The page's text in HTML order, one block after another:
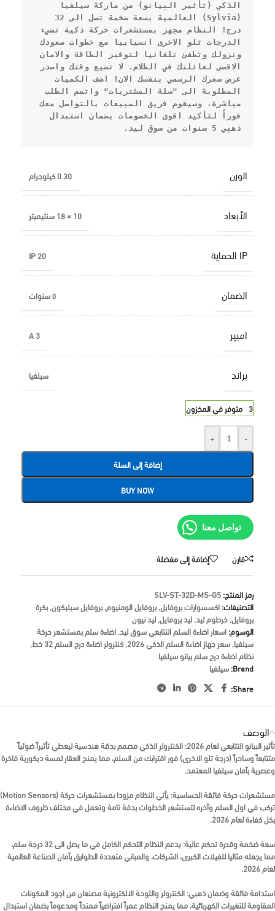
الذكي (تأثير البيانو)
من ماركة
(Sylvia)
العالمية بسعة ضخمة تصل الى
درج
الاقصى لعائلتك في الظلام.
عرض سعرك الرسمي بنفسك الان!
مباشرة، وسيقوم فريق المبيعات بالتواصل معك
ذهبي 5 سنوات من سوق ليد.
الوزن 0.30 كيلوجرام
الأبعاد 10 × 18 سنتيميتر
IP الحماية IP 20
الضمان ٥ سنوات
امبير 3 A
براند سيلفيا
3 متوفر في المخزون
-
+
إضافة إلى السلة
BUY NOW
تواصل معنا
قارن إضافة إلى مفضلة
رمز المنتج:SLV-ST-32D-MS-G5
التصنيفات:اكسسوارات بروفايل,بروفايل الومنيوم,بروفايل سيليكون,بكرة
بروفايل,خرطوم ليد,ليد بروفايل,ليد نيون
الوسوم:اسعار اضاءة السلم التتابعي سوق ليد,اضاءة سلم بمستشعر حركة
سيلفيا,سعر جهاز اضاءة السلم الذكي 2026 ,كنترولر اضاءة درج السلم 32 خط
,
نظام اضاءة درج سلم بيانو سيلفيا
Brand: سيلفيا
Share:
الوصف
تأثير البيانو التتابعي لعام 2026:
الكنترولر الذكي مصمم بدقة هندسية ليعطي تأثيراً ضوئياً
متتابعاً وساحراً (درجة تلو الاخرى) فور اقترابك من السلم، مما يمنح العقار لمسة ديكورية فاخرة
وعصرية بآمان سيلفيا المعتمد.
مستشعرات حركة فائقة الحساسية:
يأتي النظام مزودا بمستشعرات حركة (Motion Sensors)
تركب في اول السلم وآخره لتستشعر الخطوات بدقة تامة وتعمل في مختلف ظروف الاضاءة
بكل كفاءة لعام 2026.
سعة ضخمة وقدرة تحكم عالية:
يدعم النظام التحكم الكامل في ما يصل الى 32 درجة سلم،
مما يجعله مثاليا للفيلات الكبرى، الشركات، والمباني متعددة الطوابق بآمان الصناعة العالمية
لعام 2026.
استدامة فائقة وضمان ذهبي:الكنترولر واللوحة الالكترونية مصنعان من اجود المكونات
المقاومة للتغيرات الكهربائية، مما يمنح النظام عمراً افتراضياً ممتداً ومدعوماً بضمان استبدال